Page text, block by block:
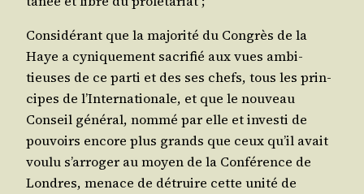
Consi­dé­rant que la majo­ri­té du Congrès de la
Haye a cyni­que­ment sacri­fié aux vues ambi­
tieuses de ce par­ti et des ses chefs, tous les prin­
cipes de l’Internationale, et que le nou­veau
Conseil géné­ral, nom­mé par elle et inves­ti de
pou­voirs encore plus grands que ceux qu’il avait
vou­lu s’arroger au moyen de la Confé­rence de
Londres, menace de détruire cette uni­té de